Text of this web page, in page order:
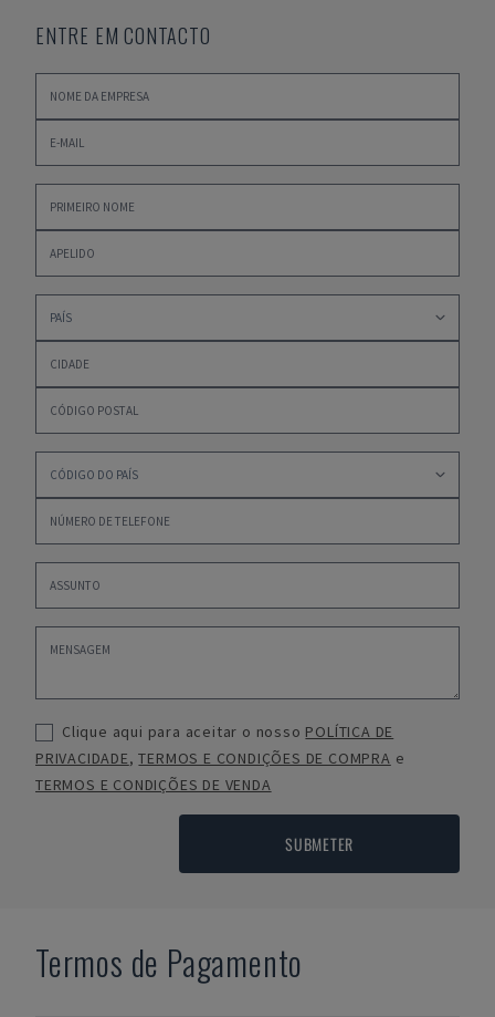
ENTRE EM CONTACTO
Clique aqui para aceitar o nosso POLÍTICA DE
PRIVACIDADE,TERMOS E CONDIÇÕES DE COMPRA e
TERMOS E CONDIÇÕES DE VENDA
SUBMETER
Termos de Pagamento